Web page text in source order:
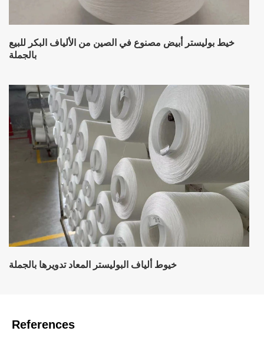
خيط بوليستر أبيض مصنوع في الصين من الألياف البكر للبيع
بالجملة
خيوط ألياف البوليستر المعاد تدويرها بالجملة
References